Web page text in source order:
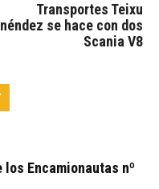
Transportes Teixu
se hace con dos
Scania V8
Encamionautas nº